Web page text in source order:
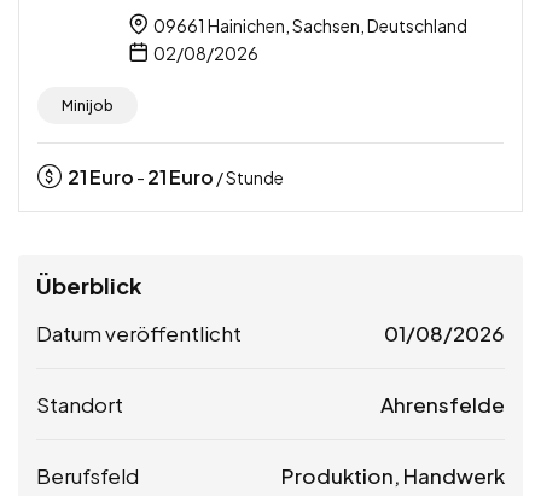
09661 Hainichen, Sachsen, Deutschland
02/08/2026
Minijob
21Euro - 21Euro / Stunde
Überblick
Datum veröffentlicht 01/08/2026
Standort Ahrensfelde
Berufsfeld Produktion, Handwerk